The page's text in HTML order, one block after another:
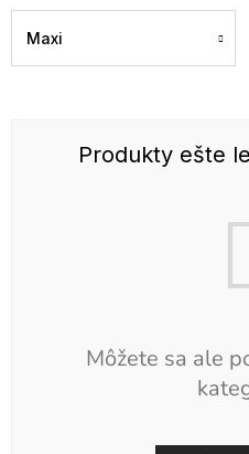
Maxi
Produkty ešte
Môžete sa ale